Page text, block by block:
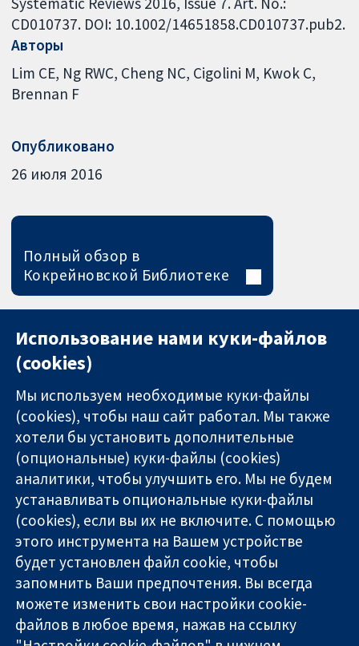
CD010737. DOI: 10.1002/14651858.CD010737.pub2.
Авторы
Lim CE Ng RWC Cheng NC Cigolini M Kwok C
Brennan F
Опубликовано
26 июля 2016
Полный обзор в
Кокрейновской Библиотеке
Надёжные
доказательства
Информированные
решения
Во благо
здоровья
11-13 Cavendish
Square
London
W1G 0AN
United Kingdom
Связаться с
нами
Новости
Пресс-
служба
О нас
Работа
Cochrane
Library
Использование нами куки-файлов
(cookies)
Мы используем необходимые куки-файлы
(cookies), чтобы наш сайт работал. Мы также
хотели бы установить дополнительные
(опциональные) куки-файлы (cookies)
аналитики, чтобы улучшить его. Мы не будем
устанавливать опциональные куки-файлы
(cookies), если вы их не включите. С помощью
этого инструмента на Вашем устройстве
будет установлен файл cookie, чтобы
запомнить Ваши предпочтения. Вы всегда
можете изменить свои настройки cookie-
файлов в любое время, нажав на ссылку